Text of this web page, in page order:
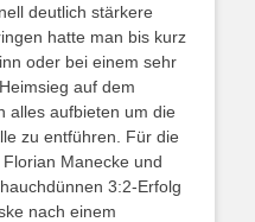
deutlich stärkere
hatte man bis kurz
oder bei einem sehr
auf dem
alles aufbieten um die
zu entführen. Für die
Manecke und
3:2-Erfolg
nach einem